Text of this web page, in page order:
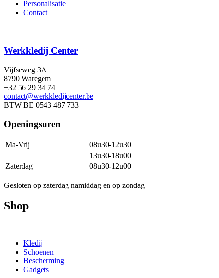
Personalisatie
Contact
Werkkledij Center
Vijfseweg 3A
8790 Waregem
+32 56 29 34 74
contact@werkkledijcenter.be
BTW BE 0543 487 733
Openingsuren
Ma-Vrij
08u30-12u30
13u30-18u00
Zaterdag
08u30-12u00
Gesloten op zaterdag namiddag en op zondag
Shop
Kledij
Schoenen
Bescherming
Gadgets